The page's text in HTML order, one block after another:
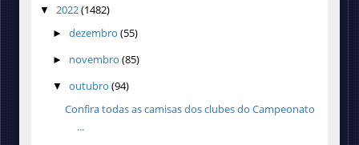
▼ 2022(1482)
► dezembro (55)
► novembro (85)
▼ outubro (94)
Confira todas as camisas dos clubes do Campeonato
...